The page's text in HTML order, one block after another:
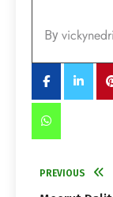
By
PREVIOUS